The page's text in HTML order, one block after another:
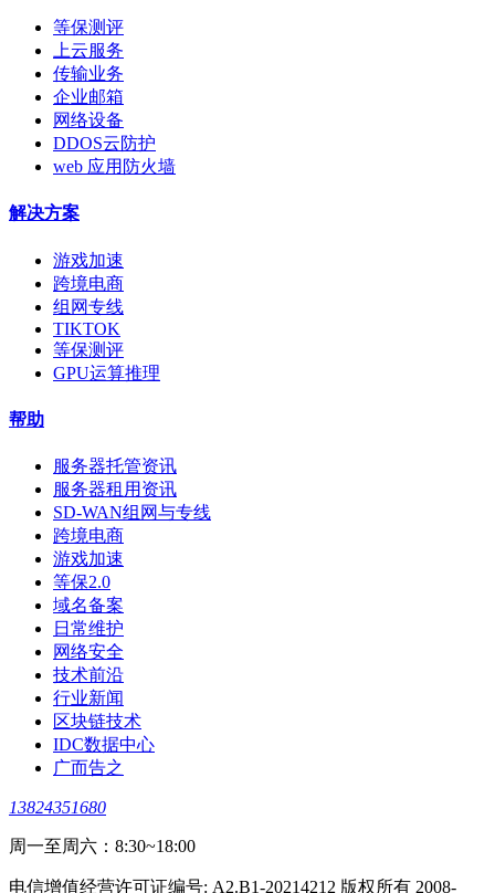
等保测评
上云服务
传输业务
企业邮箱
网络设备
DDOS云防护
web 应用防火墙
解决方案
游戏加速
跨境电商
组网专线
TIKTOK
等保测评
GPU运算推理
帮助
服务器托管资讯
服务器租用资讯
SD-WAN组网与专线
跨境电商
游戏加速
等保2.0
域名备案
日常维护
网络安全
技术前沿
行业新闻
区块链技术
IDC数据中心
广而告之
13824351680
周一至周六：8:30~18:00
电信增值经营许可证编号: A2.B1-20214212 版权所有 2008-